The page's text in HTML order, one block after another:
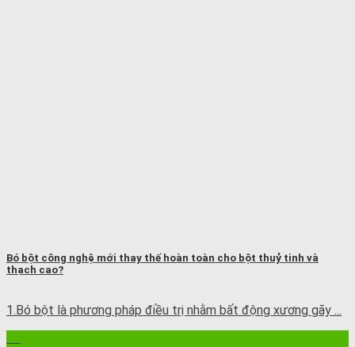
Bó bột công nghệ mới thay thế hoàn toàn cho bột thuỷ tinh và
thạch cao?
1.Bó bột là phương pháp điều trị nhằm bất động xương gãy ...